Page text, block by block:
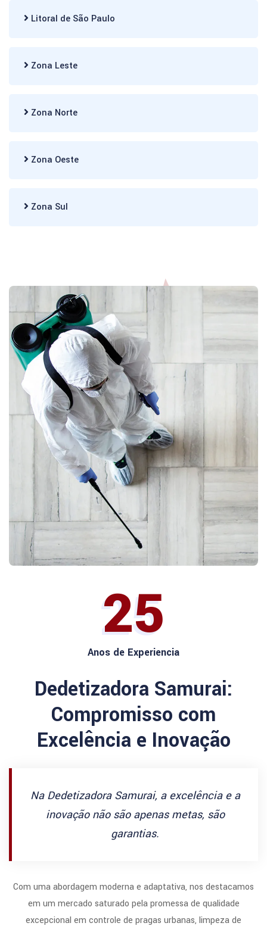
Litoral de São Paulo
Zona Leste
Zona Norte
Zona Oeste
Zona Sul
25
Anos de Experiencia
Dedetizadora Samurai:
Compromisso com
Excelência e Inovação
Na Dedetizadora Samurai, a excelência e a
inovação não são apenas metas, são
garantias.
Com uma abordagem moderna e adaptativa, nos destacamos
em um mercado saturado pela promessa de qualidade
excepcional em controle de pragas urbanas, limpeza de